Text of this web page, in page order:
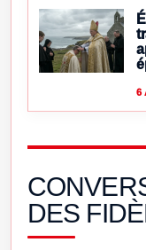
6
DES